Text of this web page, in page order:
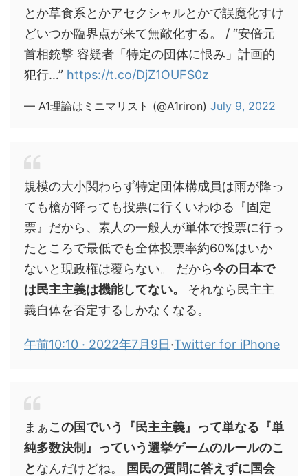
とか草食系とかアセクシャルとかで誤魔化すけ
どいつか臨界点が来て無敵化する。 / “安倍元
首相銃撃 容疑者「特定の団体に恨み」計画的
犯行…” https://t.co/DjZ1OUFS0z
— A1理論はミニマリスト (@A1riron) July 9, 2022
規模の大小関わらず特定団体構成員は雨が降っ
ても槍が降っても投票に行くいわゆる『固定
票』だから、素人の一般人が単体で投票に行っ
たところで最低でも全体投票率約60%はいか
ないと現政権は覆らない。 だから今の日本で
は民主主義は機能してない。 それなら民主主
義自体を否定するしかなくなる。
午前10:10 · 2022年7月9日·Twitter for iPhone
まぁこの国でいう『民主主義』って単なる『単
純多数決制』っていう選挙ゲームのルールのこ
となんだけどね。 国民の質問に答えずに国会